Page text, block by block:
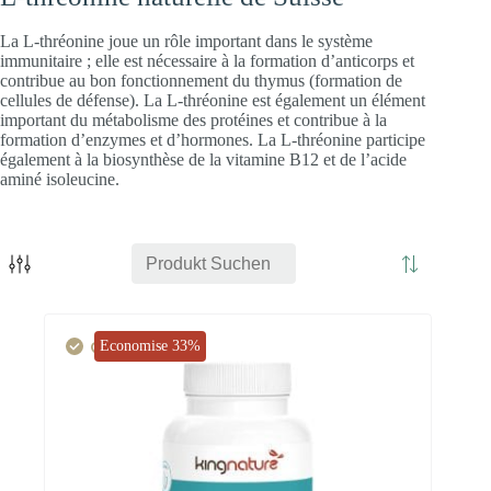
Cœur
La L-thréonine joue un rôle important dans le système
immunitaire ; elle est nécessaire à la formation d’anticorps et
contribue au bon fonctionnement du thymus (formation de
cellules de défense). La L-thréonine est également un élément
important du métabolisme des protéines et contribue à la
formation d’enzymes et d’hormones. La L-thréonine participe
également à la biosynthèse de la vitamine B12 et de l’acide
aminé isoleucine.
Economise 33%